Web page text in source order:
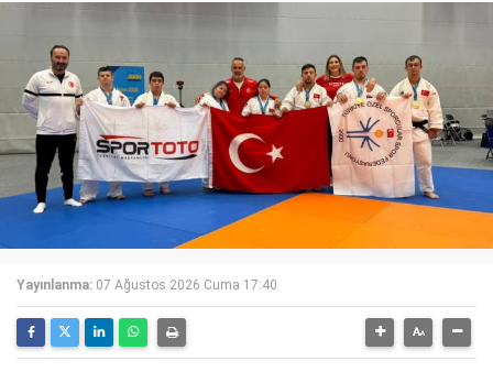
Yayınlanma: 07 Ağustos 2026 Cuma 17:40